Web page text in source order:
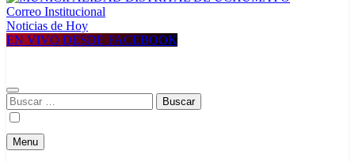
MUNICIPALIDAD DISTRITAL DE UCHUMAYO
Construyendo una nueva Historia
Correo Institucional
Noticias de Hoy
EN VIVO DESDE FACEBOOK
Buscar:
Menu